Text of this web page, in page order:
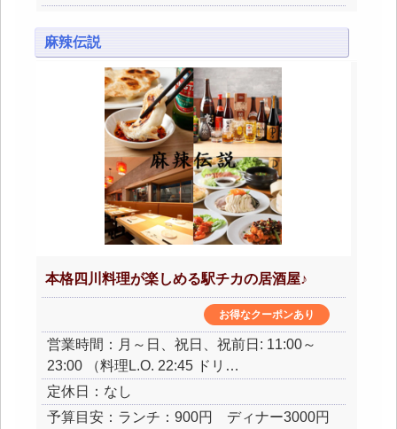
麻辣伝説
本格四川料理が楽しめる駅チカの居酒屋♪
お得なクーポンあり
営業時間：月～日、祝日、祝前日: 11:00～
23:00 （料理L.O. 22:45 ドリ…
定休日：なし
予算目安：ランチ：900円 ディナー3000円